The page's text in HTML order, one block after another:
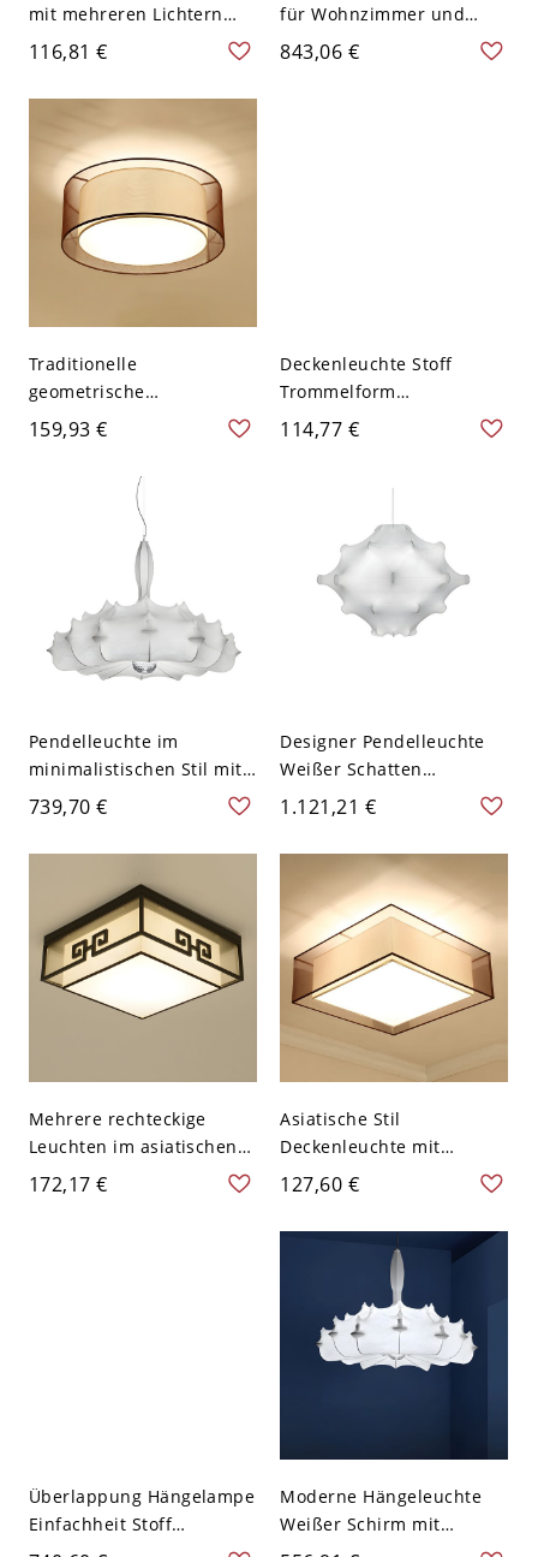
mit mehreren Lichtern
und Stoffschirmen für das
Wohnzimmer - Rosa 110V-
120V 40,64 cm Zylinder
116,81 €
für Wohnzimmer und
Esszimmer - 110V-120V
843,06 €
Traditionelle
geometrische
Deckenleuchte Stoff
Deckenmontage
Beleuchtung in Braun -
110V-120V 40,64 cm Rund
159,93 €
Deckenleuchte Stoff
Trommelform
Traditionelle
Schlafzimmer
114,77 €
Pendelleuchte im
minimalistischen Stil mit
Stoffschirm für das
Wohnzimmer in Weiß -
110V-120V Weiß 23,5"
739,70 €
Designer Pendelleuchte
Weißer Schatten
Hängelampe mit
Stoffschirm - 110V-120V
Weiß 34"
1.121,21 €
Mehrere rechteckige
Leuchten im asiatischen
Stil mit Stoffschirm für
den Eingangsbereich -
172,17 €
Asiatische Stil
Deckenleuchte mit
Stoffschirm in
quadratischer/trommelför
miger Form für
Wohnzimmer - 110V-120V
Kaffee Quadrat 40,64 cm
127,60 €
Überlappung Hängelampe
Einfachheit Stoff
Wohnzimmer
Moderne Hängeleuchte
Weißer Schirm mit
Stoffschirm - 110V-120V